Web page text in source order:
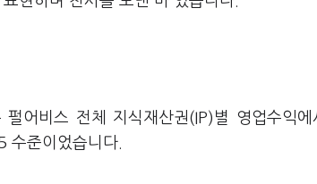
어비스 전체 지식재산권(IP)별 영업수익
수준이었습니다.